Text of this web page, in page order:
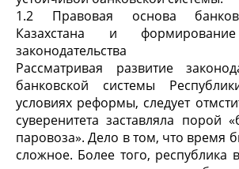
1.2 Правовая основа
Казахстана и
законодательства
Рассматривая развитие
банковской системы
условиях реформы, следует
суверенитета заставляла порой
паровоза». Дело в том, что время
сложное. Более того, республика